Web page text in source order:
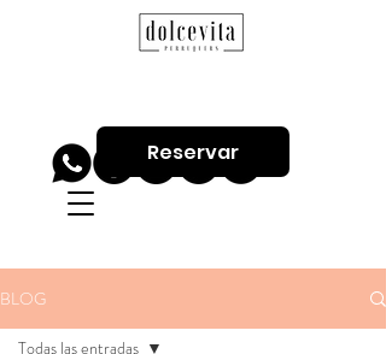
Reservar
BLOG
Todas las entradas